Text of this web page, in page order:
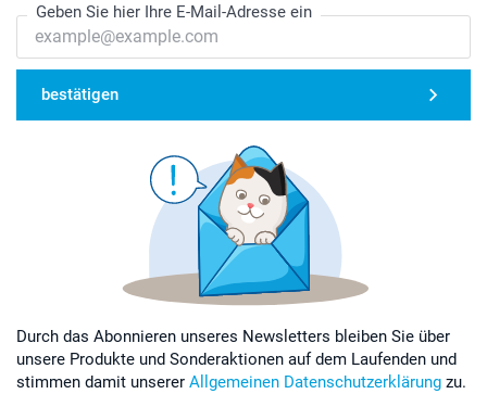
Geben Sie hier Ihre E-Mail-Adresse ein
bestätigen
Durch das Abonnieren unseres Newsletters bleiben Sie über
unsere Produkte und Sonderaktionen auf dem Laufenden und
stimmen damit unserer Allgemeinen Datenschutzerklärung zu.